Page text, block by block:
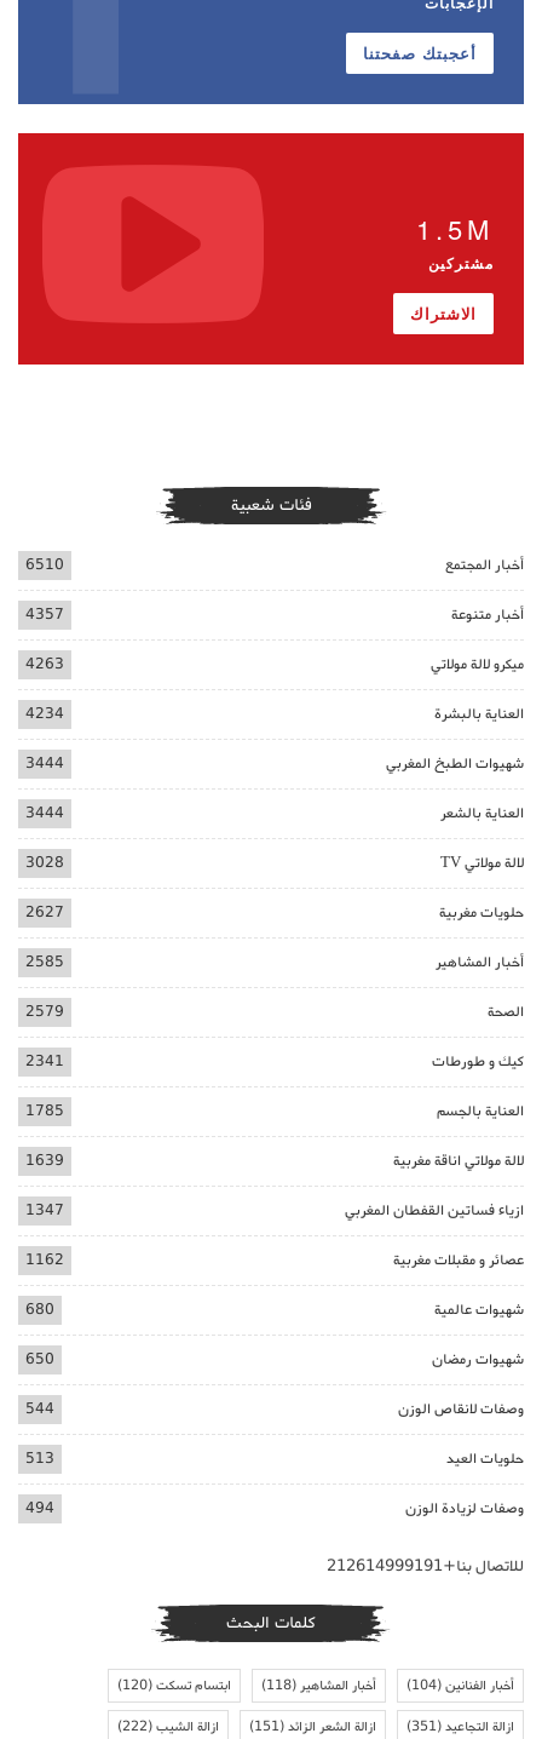
أعجبتك صفحتنا
1.5M
مشتركين
الاشتراك
فئات شعبية
أخبار المجتمع 6510
أخبار متنوعة 4357
ميكرو لالة مولاتي 4263
العناية بالبشرة 4234
شهيوات الطبخ المغربي 3444
العناية بالشعر 3444
لالة مولاتي TV 3028
حلويات مغربية 2627
أخبار المشاهير 2585
الصحة 2579
كيك و طورطات 2341
العناية بالجسم 1785
لالة مولاتي اناقة مغربية 1639
ازياء فساتين القفطان المغربي 1347
عصائر و مقبلات مغربية 1162
شهيوات عالمية 680
شهيوات رمضان 650
وصفات لانقاص الوزن 544
حلويات العيد 513
وصفات لزيادة الوزن 494
للاتصال بنا+212614999191
كلمات البحث
أخبار الفنانين(104) أخبار المشاهير(118) ابتسام تسكت(120)
ازالة التجاعيد(351) ازالة الشعر الزائد(151) ازالة الشيب(222)